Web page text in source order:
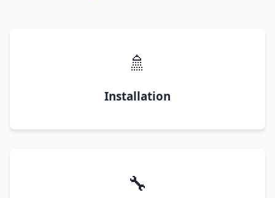
🚿
Installation
🔧